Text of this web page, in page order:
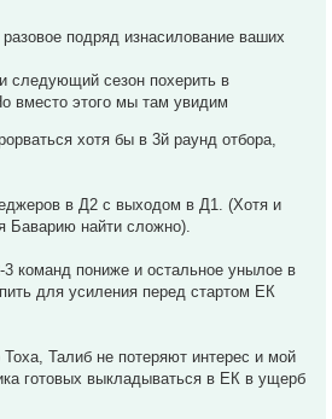
подряд изнасилование ваших
следующий сезон похерить в
вместо этого мы там увидим
хотя бы в 3й раунд отбора,
в Д2 с выходом в Д1. (Хотя и
Баварию найти сложно).
команд пониже и остальное унылое в
для усиления перед стартом ЕК
Талиб не потеряют интерес и мой
готовых выкладываться в ЕК в ущерб